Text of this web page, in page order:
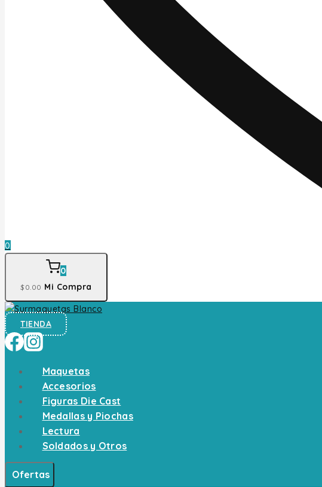
0
0
$0 .00 Mi Compra
TIENDA
Maquetas
Accesorios
Figuras Die Cast
Medallas y Piochas
Lectura
Soldados y Otros
Ofertas